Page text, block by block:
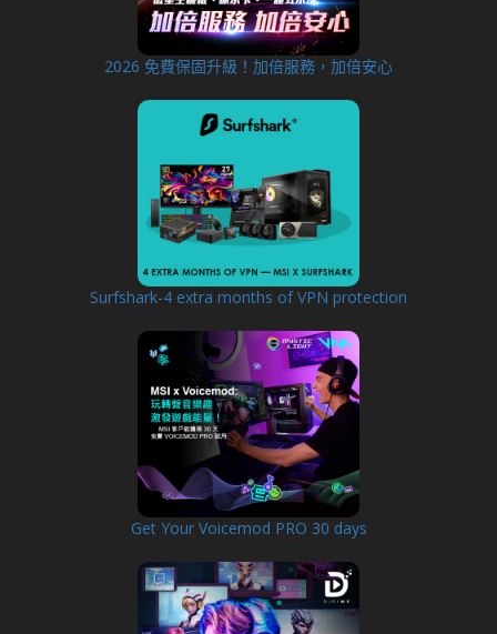
2026 免費保固升級！加倍服務，加倍安心
Surfshark-4 extra months of VPN protection
Get Your Voicemod PRO 30 days